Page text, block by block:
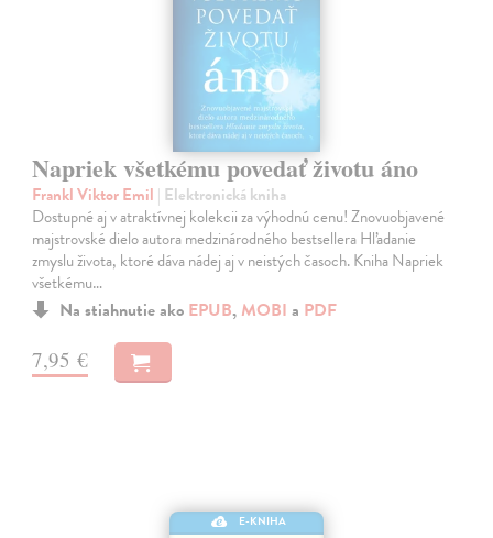
Napriek všetkému povedať životu áno
Frankl Viktor Emil | Elektronická kniha
Dostupné aj v atraktívnej kolekcii za výhodnú cenu! Znovuobjavené
majstrovské dielo autora medzinárodného bestsellera Hľadanie
zmyslu života, ktoré dáva nádej aj v neistých časoch. Kniha Napriek
všetkému…
Na stiahnutie ako EPUB, MOBI a PDF
7,95 €
E-KNIHA